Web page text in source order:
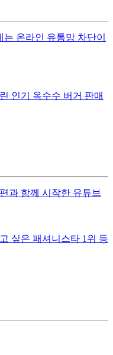
온라인 유통망 차단이
인기 옥수수 버거 판매
과 함께 시작한 유튜브
싶은 패셔니스타 1위 등